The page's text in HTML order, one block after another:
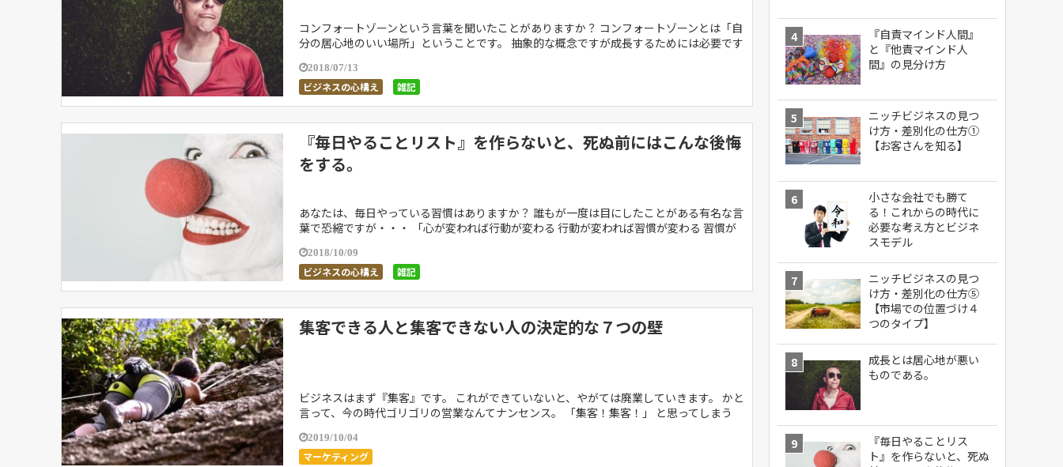
コンフォートゾーンという言葉を聞いたことがありますか？ コンフォートゾーンとは「自
分の居心地のいい場所」ということです。 抽象的な概念ですが成長するためには必要です
2018/07/13
ビジネスの心構え 雑記
『毎日やることリスト』を作らないと、死ぬ前にはこんな後悔
をする。
あなたは、毎日やっている習慣はありますか？ 誰もが一度は目にしたことがある有名な言
葉で恐縮ですが・・・ 「心が変われば行動が変わる 行動が変われば習慣が変わる 習慣が
2018/10/09
ビジネスの心構え 雑記
集客できる人と集客できない人の決定的な７つの壁
ビジネスはまず『集客』です。 これができていないと、やがては廃業していきます。 かと
言って、今の時代ゴリゴリの営業なんてナンセンス。 「集客！集客！」 と思ってしまう
2019/10/04
マーケティング
『自責マインド人間』
と『他責マインド人
間』の見分け方
ニッチビジネスの見つ
け方・差別化の仕方①
【お客さんを知る】
小さな会社でも勝て
る！これからの時代に
必要な考え方とビジネ
スモデル
ニッチビジネスの見つ
け方・差別化の仕方⑤
【市場での位置づけ４
つのタイプ】
成長とは居心地が悪い
ものである。
『毎日やることリス
ト』を作らないと、死ぬ